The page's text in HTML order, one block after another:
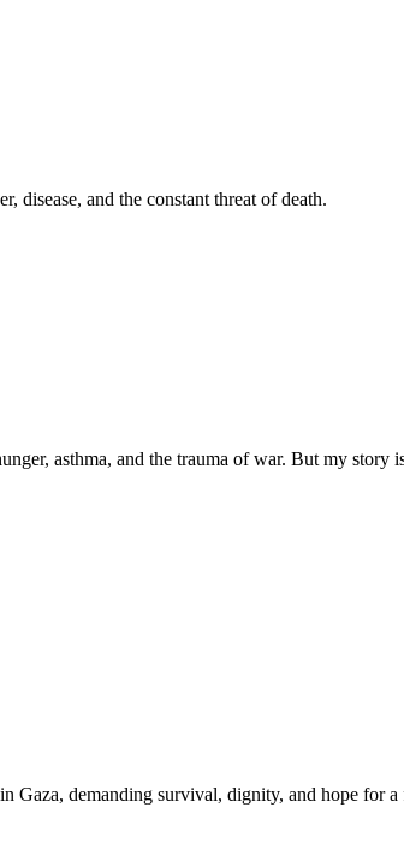
disease, and the constant threat of death.
asthma, and the trauma of war. But my story
Gaza, demanding survival, dignity, and hope for